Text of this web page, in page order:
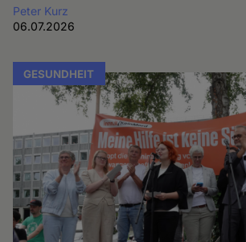
Peter Kurz
06.07.2026
GESUNDHEIT